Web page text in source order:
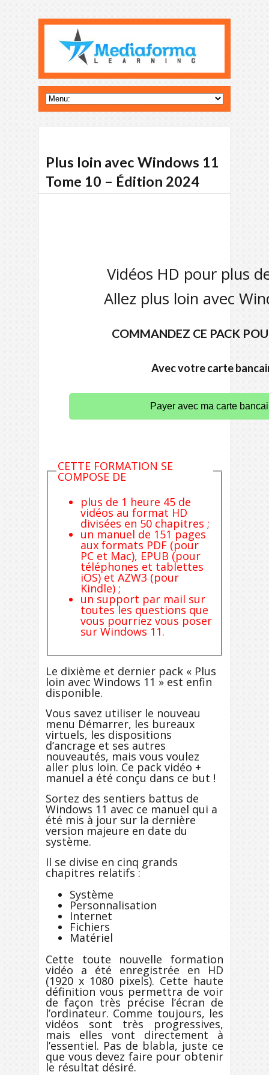
Plus loin avec Windows 11
Tome 10 – Édition 2024
Vidéos HD pour plus
Allez plus loin avec
COMMANDEZ CE PACK
Avec votre carte
Payer avec ma carte
CETTE FORMATION SE
COMPOSE DE
plus de 1 heure 45 de
vidéos au format HD
divisées en 50 chapitres ;
un manuel de 151 pages
aux formats PDF (pour
PC et Mac), EPUB (pour
téléphones et tablettes
iOS) et AZW3 (pour
Kindle) ;
un support par mail sur
toutes les questions que
vous pourriez vous poser
sur Windows 11.
Le dixième et dernier pack « Plus
loin avec Windows 11 » est enfin
disponible.
Vous savez utiliser le nouveau
menu Démarrer, les bureaux
virtuels, les dispositions
d’ancrage et ses autres
nouveautés, mais vous voulez
aller plus loin. Ce pack vidéo +
manuel a été conçu dans ce but !
Sortez des sentiers battus de
Windows 11 avec ce manuel qui a
été mis à jour sur la dernière
version majeure en date du
système.
Il se divise en cinq grands
chapitres relatifs :
Système
Personnalisation
Internet
Fichiers
Matériel
Cette toute nouvelle formation
vidéo a été enregistrée en HD
(1920 x 1080 pixels). Cette haute
définition vous permettra de voir
de façon très précise l’écran de
l’ordinateur. Comme toujours, les
vidéos sont très progressives,
mais elles vont directement à
l’essentiel. Pas de blabla, juste ce
que vous devez faire pour obtenir
le résultat désiré.